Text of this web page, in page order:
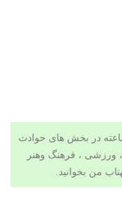
اخبار و مهم ترین رویدادهای ۲۴ ساعته در بخش های حوادث
، ورزشی ، فرهنگ وهنر
من بخوانید.